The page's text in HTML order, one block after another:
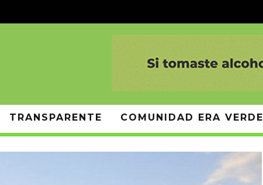
TRANSPARENTE COMUNIDAD ERA VERDE